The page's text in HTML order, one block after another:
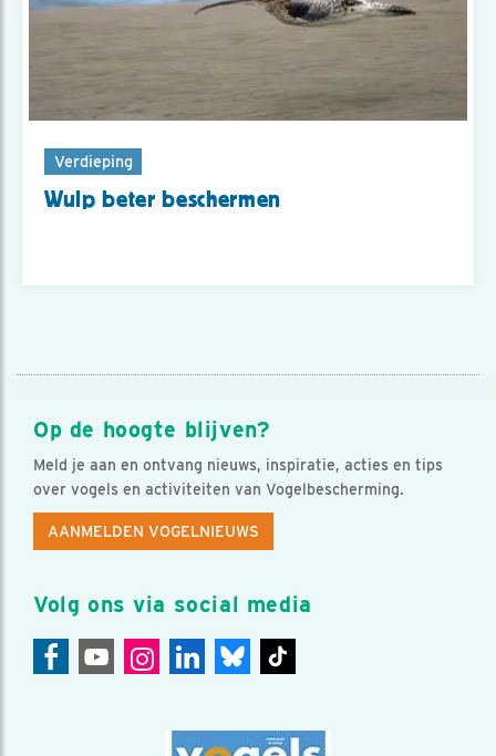
Verdieping
Wulp beter beschermen
Op de hoogte blijven?
Meld je aan en ontvang nieuws, inspiratie, acties en tips
over vogels en activiteiten van Vogelbescherming.
AANMELDEN VOGELNIEUWS
Volg ons via social media